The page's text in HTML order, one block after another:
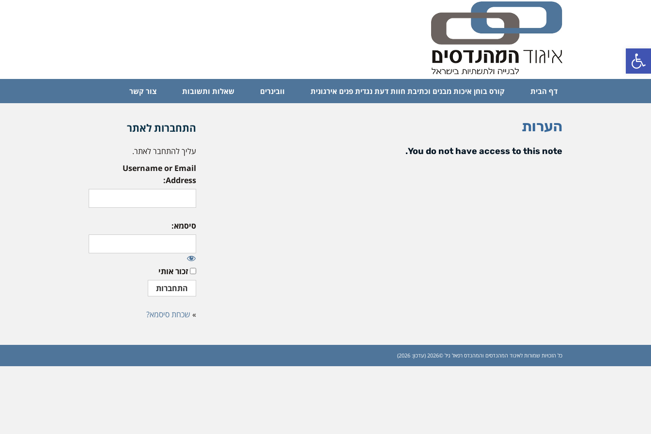
פתח סרגל נגישות
דף הבית קורס בוחן איכות מבנים וכתיבת חוות דעת נגדית פנים אירגונית וובינרים שאלות ותשובות צור קשר
הערות
You do not have access to this note.
התחברות לאתר
עליך להתחבר לאתר.
Username or Email
Address:
סיסמא:
זכור אותי
» שכחת סיסמא?
כל הזכויות שמורות לאיגוד המהנדסים והמהנדס רפאל גיל ©2026 (עדכון: 2026)